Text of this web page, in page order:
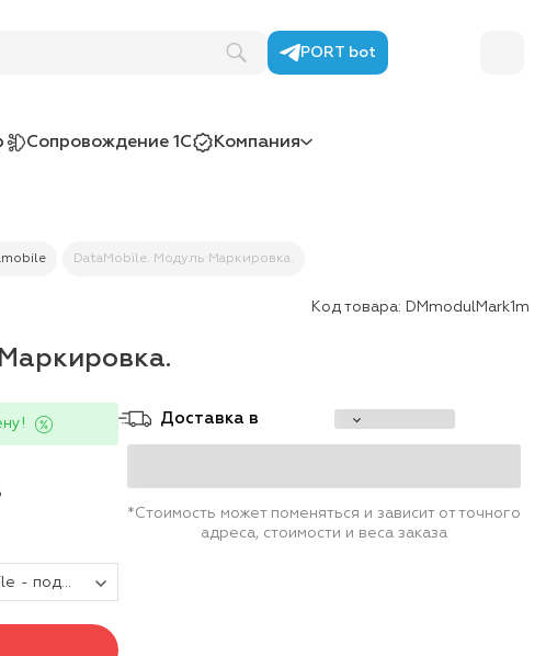
PORT bot
Сопровождение 1С Компания
DataMobile. Модуль Маркировка.
Код товара: DMmodulMark1m
Модуль Маркировка для DataMobile - подписка на 1 месяц
Доставка в
*Стоимость может поменяться и зависит от точного
адреса, стоимости и веса заказа